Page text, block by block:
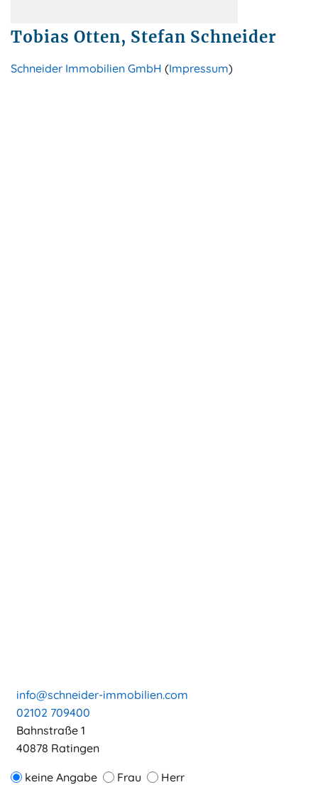
Tobias Otten, Stefan Schneider
Schneider Immobilien GmbH (Impressum)
info@schneider-immobilien.com
02102 709400
Bahnstraße 1
40878 Ratingen
keine Angabe Frau Herr